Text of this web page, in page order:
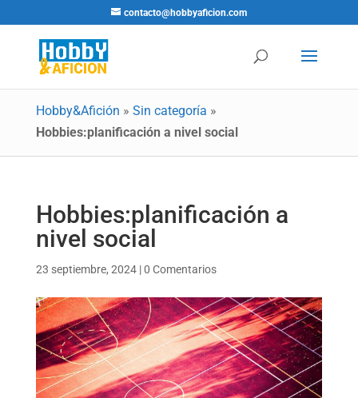
contacto@hobbyaficion.com
Hobby&Afición » Sin categoría »
Hobbies:planificación a nivel social
Hobbies:planificación a
nivel social
23 septiembre, 2024|0 Comentarios